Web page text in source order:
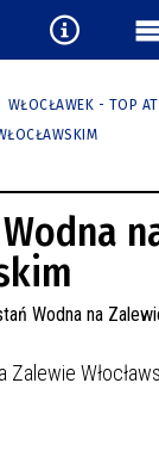
WŁOCŁAWEK - TOP
Zalewie